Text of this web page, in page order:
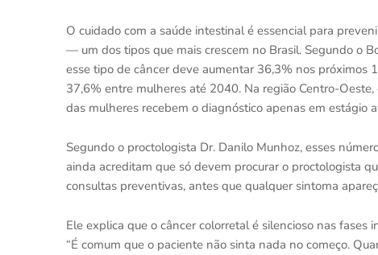
O cuidado com a saúde intestinal é essencial para
— um dos tipos que mais crescem no Brasil. Segundo o
esse tipo de câncer deve aumentar 36,3% nos
37,6% entre mulheres até 2040. Na região Centro-
das mulheres recebem o diagnóstico apenas em estágio
Segundo o proctologista Dr. Danilo Munhoz, esses
ainda acreditam que só devem procurar o proctologista
consultas preventivas, antes que qualquer sintoma
Ele explica que o câncer colorretal é silencioso nas
“É comum que o paciente não sinta nada no começo.